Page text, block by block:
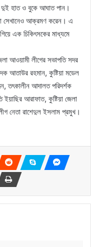
হাত ও বুকে আঘাত পান।
সেখানেও আক্রমণ করেন। এ
এক চিকিৎসকের মাধ্যমে
আওয়ামী লীগের সভাপতি সদর
আতাউর রহমান, কুষ্টিয়া মডেল
তৎকালীন আদালত পরিদর্শক
ইয়াছির আরাফাত, কুষ্টিয়া জেলা
নেতা রাশেদুল ইসলাম প্রমুখ।